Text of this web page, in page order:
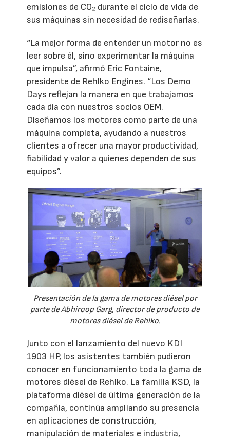
emisiones de CO₂ durante el ciclo de vida de
sus máquinas sin necesidad de rediseñarlas.
“La mejor forma de entender un motor no es
leer sobre él, sino experimentar la máquina
que impulsa”, afirmó Eric Fontaine,
presidente de Rehlko Engines. “Los Demo
Days reflejan la manera en que trabajamos
cada día con nuestros socios OEM.
Diseñamos los motores como parte de una
máquina completa, ayudando a nuestros
clientes a ofrecer una mayor productividad,
fiabilidad y valor a quienes dependen de sus
equipos”.
Presentación de la gama de motores diésel por
parte de Abhiroop Garg, director de producto de
motores diésel de Rehlko.
Junto con el lanzamiento del nuevo KDI
1903 HP, los asistentes también pudieron
conocer en funcionamiento toda la gama de
motores diésel de Rehlko. La familia KSD, la
plataforma diésel de última generación de la
compañía, continúa ampliando su presencia
en aplicaciones de construcción,
manipulación de materiales e industria,